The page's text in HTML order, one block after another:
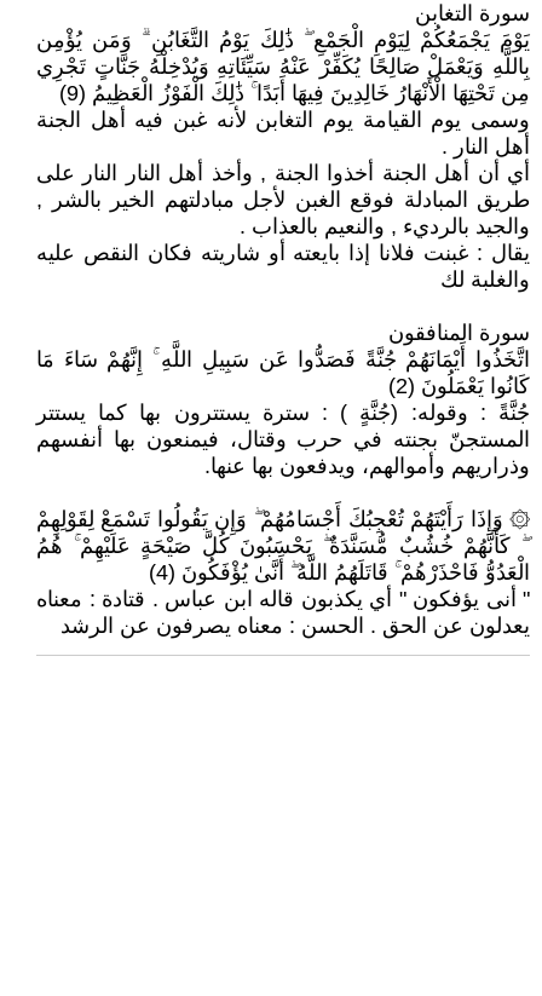
سورة التغابن
يَوْمَ يَجْمَعُكُمْ لِيَوْمِ الْجَمْعِ ۖ ذَٰلِكَ يَوْمُ التَّغَابُنِ ۗ وَمَن يُؤْمِن
بِاللَّهِ وَيَعْمَلْ صَالِحًا يُكَفِّرْ عَنْهُ سَيِّئَاتِهِ وَيُدْخِلْهُ جَنَّاتٍ تَجْرِي
مِن تَحْتِهَا الْأَنْهَارُ خَالِدِينَ فِيهَا أَبَدًا ۚ ذَٰلِكَ الْفَوْزُ الْعَظِيمُ (9)
وسمى يوم القيامة يوم التغابن لأنه غبن فيه أهل الجنة
أهل النار .
أي أن أهل الجنة أخذوا الجنة , وأخذ أهل النار النار على
طريق المبادلة فوقع الغبن لأجل مبادلتهم الخير بالشر ,
والجيد بالرديء , والنعيم بالعذاب .
يقال : غبنت فلانا إذا بايعته أو شاريته فكان النقص عليه
والغلبة لك
سورة المنافقون
اتَّخَذُوا أَيْمَانَهُمْ جُنَّةً فَصَدُّوا عَن سَبِيلِ اللَّهِ ۚ إِنَّهُمْ سَاءَ مَا
كَانُوا يَعْمَلُونَ (2)
جُنَّةً : وقوله: (جُنَّةٍ ) : سترة يستترون بها كما يستتر
المستجنّ بجنته في حرب وقتال، فيمنعون بها أنفسهم
وذراريهم وأموالهم، ويدفعون بها عنها.
۞ وَإِذَا رَأَيْتَهُمْ تُعْجِبُكَ أَجْسَامُهُمْ ۖ وَإِن يَقُولُوا تَسْمَعْ لِقَوْلِهِمْ
ۖ كَأَنَّهُمْ خُشُبٌ مُّسَنَّدَةٌ ۖ يَحْسَبُونَ كُلَّ صَيْحَةٍ عَلَيْهِمْ ۚ هُمُ
الْعَدُوُّ فَاحْذَرْهُمْ ۚ قَاتَلَهُمُ اللَّهُ ۖ أَنَّىٰ يُؤْفَكُونَ (4)
" أنى يؤفكون " أي يكذبون قاله ابن عباس . قتادة : معناه
يعدلون عن الحق . الحسن : معناه يصرفون عن الرشد